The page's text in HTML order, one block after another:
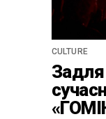
CULTURE